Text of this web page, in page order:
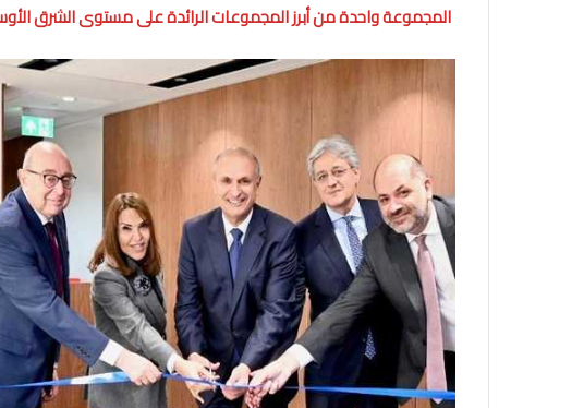
المجموعة واحدة من أبرز المجموعات الرائدة على مستوى الشرق